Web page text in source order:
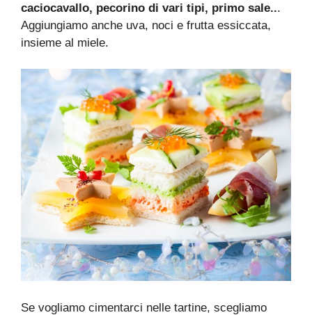
caciocavallo, pecorino di vari tipi, primo sale...
Aggiungiamo anche uva, noci e frutta essiccata,
insieme al miele.
Se vogliamo cimentarci nelle tartine, scegliamo